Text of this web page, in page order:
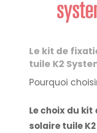
Le kit de
tuile K2
Pourquoi
Le choix du
solaire tuile